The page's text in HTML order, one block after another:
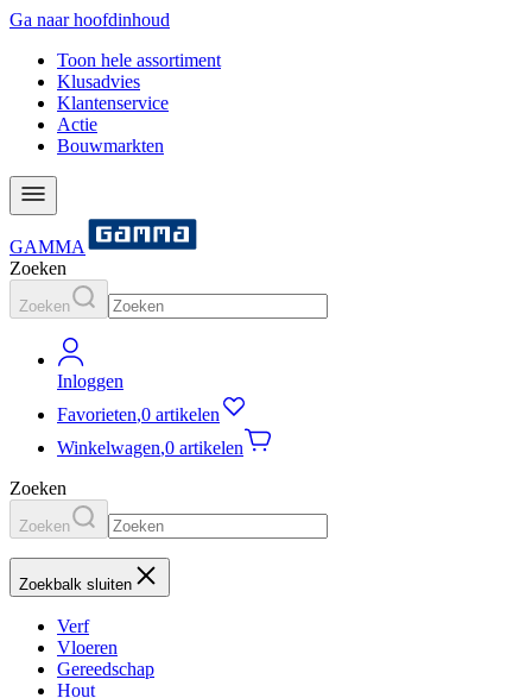
Ga naar hoofdinhoud
Toon hele assortiment
Klusadvies
Klantenservice
Actie
Bouwmarkten
GAMMA
Zoeken
Zoeken
Inloggen
Favorieten,0 artikelen
Winkelwagen,0 artikelen
Zoeken
Zoeken
Zoekbalk sluiten
Verf
Vloeren
Gereedschap
Hout